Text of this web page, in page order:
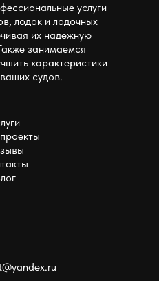
услуги
лодок и лодочных
их надежную
занимаемся
характеристики
судов.